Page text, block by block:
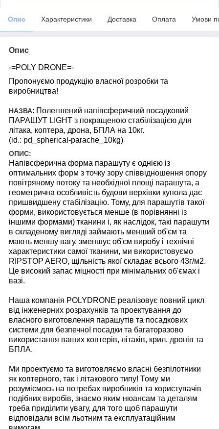
Опис Характеристики Доставка Оплата Умови
Опис
-=POLY DRONE=-
Пропонуємо продукцію власної розробки та
виробництва!
НАЗВА: Полегшений напівсферичний посадковий
ПАРАШУТ LIGHT з покращеною стабілізацією для
літака, коптера, дрона, БПЛА на 10кг.
(id.: pd_spherical-parache_10kg)
ОПИС:
Напівсферична форма парашуту є однією із
оптимальних форм з точку зору співвідношення опору
повітряному потоку та необхідної площі парашута, а
геометрична особливість будови верхівки купола дає
пришвидшену стабілізацію. Тому, для парашутів такої
форми, використовується менше (в порівнянні із
іншими формами) тканини і, як наслідок, такі парашути
в складеному вигляді займають менший об'єм та
мають меншу вагу, зменшує об'єм виробу і технічні
характеристики самої тканини, ми використовуємо
RIPSTOP AERO, щільність якої складає всього 43г/м2.
Це високий запас міцності при мінімальних об'ємах і
вазі.
Наша компанія POLYDRONE реалізовує повний цикл
від інженерних розрахунків та проектування до
власного виготовлення парашутів та посадкових
системи для безпечної посадки та багаторазово
використання ваших коптерів, літаків, крил, дронів та
БПЛА.
Ми проектуємо та виготовляємо власні безпілотники
як коптерного, так і літакового типу! Тому ми
розуміємось на потребах виробників та користувачів
подібних виробів, знаємо яким нюансам та деталям
треба приділити увагу, для того щоб парашути
відповідали всім льотним та експлуатаційним